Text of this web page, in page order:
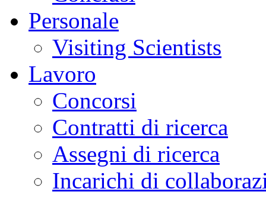
Personale
Visiting Scientists
Lavoro
Concorsi
Contratti di ricerca
Assegni di ricerca
Incarichi di